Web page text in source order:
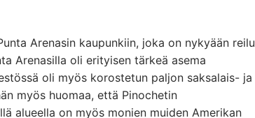
Arenasin kaupunkiin, joka on nykyään reilu
Arenasilla oli erityisen tärkeä asema
oli myös korostetun paljon saksalais- ja
myös huomaa, että Pinochetin
alueella on myös monien muiden Amerikan